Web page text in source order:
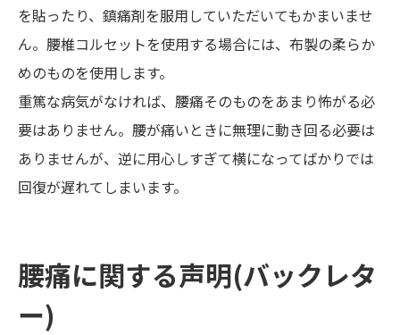
を貼ったり、鎮痛剤を服用していただいてもかまいませ
ん。腰椎コルセットを使用する場合には、布製の柔らか
めのものを使用します。
重篤な病気がなければ、腰痛そのものをあまり怖がる必
要はありません。腰が痛いときに無理に動き回る必要は
ありませんが、逆に用心しすぎて横になってばかりでは
回復が遅れてしまいます。
腰痛に関する声明(バックレタ
ー)